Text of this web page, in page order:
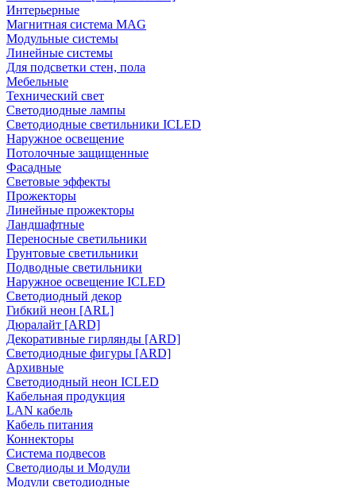
Интерьерные
Магнитная система MAG
Модульные системы
Линейные системы
Для подсветки стен, пола
Мебельные
Технический свет
Светодиодные лампы
Светодиодные светильники ICLED
Наружное освещение
Потолочные защищенные
Фасадные
Световые эффекты
Прожекторы
Линейные прожекторы
Ландшафтные
Переносные светильники
Грунтовые светильники
Подводные светильники
Наружное освещение ICLED
Светодиодный декор
Гибкий неон [ARL]
Дюралайт [ARD]
Декоративные гирлянды [ARD]
Светодиодные фигуры [ARD]
Архивные
Светодиодный неон ICLED
Кабельная продукция
LAN кабель
Кабель питания
Коннекторы
Система подвесов
Светодиоды и Модули
Модули светодиодные